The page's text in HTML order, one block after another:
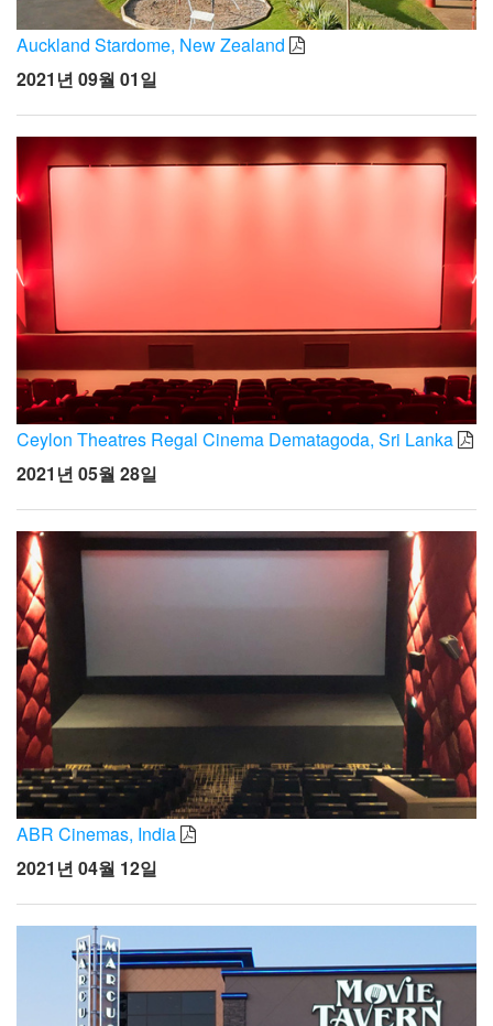
Auckland Stardome, New Zealand
2021년 09월 01일
Ceylon Theatres Regal Cinema Dematagoda, Sri Lanka
2021년 05월 28일
ABR Cinemas, India
2021년 04월 12일